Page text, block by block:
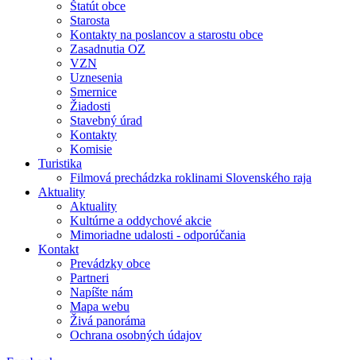
Štatút obce
Starosta
Kontakty na poslancov a starostu obce
Zasadnutia OZ
VZN
Uznesenia
Smernice
Žiadosti
Stavebný úrad
Kontakty
Komisie
Turistika
Filmová prechádzka roklinami Slovenského raja
Aktuality
Aktuality
Kultúrne a oddychové akcie
Mimoriadne udalosti - odporúčania
Kontakt
Prevádzky obce
Partneri
Napíšte nám
Mapa webu
Živá panoráma
Ochrana osobných údajov